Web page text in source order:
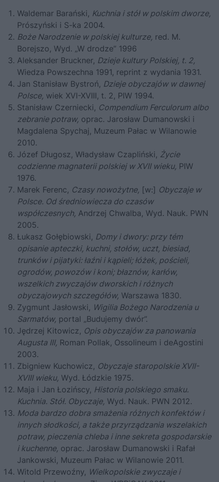
Waldemar Barański, Kuchnia i stół w polskim dworze,
Prószyński i S-ka 2004.
Boże Narodzenie w polskiej kulturze, red. M.
Borejszo, Wyd. „W drodze” 1996
Aleksander Bruckner, Dzieje kultury Polskiej, t. 2,
Wiedza Powszechna 1991, reprint z wydania 1931.
Jan Stanisław Bystroń, Dzieje obyczajów w dawnej
Polsce, wiek XVI-XVIII, t. 2, PIW 1994.
Stanisław Czerniecki, Compendium Ferculorum albo
zebranie potraw, oprac. Jarosław Dumanowski i
Magdalena Spychaj, Muzeum Pałac w Wilanowie
2010.
Józef Długosz, Władysław Czapliński, Życie
codzienne magnaterii polskiej w XVII wieku, PIW
1976.
Marek Ferenc, Czasy nowożytne, [w:] Obyczaje w
Polsce. Od średniowiecza do czasów
współczesnych, Andrzej Chwalba, Wyd. Nauk. PWN
2005.
Łukasz Gołębiowski, Domy i dwory: przy tém
opisanie apteczki, kuchni, stołów, uczt, biesiad,
trunków i pijatyki: łaźni i kąpieli; łóżek, pościeli,
ogrodów, powozów i koni; błaznów, karłów,
wszelkich zwyczajów dworskich i różnych
obyczajowych szczegółów, Warszawa 1830.
Zygmunt Jasłowski, Wigilia Bożego Narodzenia u
Sarmatów, portal „Budujemy dwór”.
Jędrzej Kitowicz, Opis obyczajów za panowania
Augusta III, Roman Pollak, Ossolineum i deAgostini
2003.
Zbigniew Kuchowicz, Obyczaje staropolskie XVII-
XVIII wieku, Wyd. Łódzkie 1975.
Maja i Jan Łozińscy, Historia polskiego smaku.
Kuchnia. Stół. Obyczaje, Wyd. Nauk. PWN 2012.
Moda bardzo dobra smażenia różnych konfektów i
innych słodkości, a także przyrządzania wszelakich
potraw, pieczenia chleba i inne sekreta gospodarskie
i kuchenne, oprac. Jarosław Dumanowski i Rafał
Jankowski, Muzeum Pałac w Wilanowie 2011.
Witold Przewoźny, Wielkopolskie zwyczaje i